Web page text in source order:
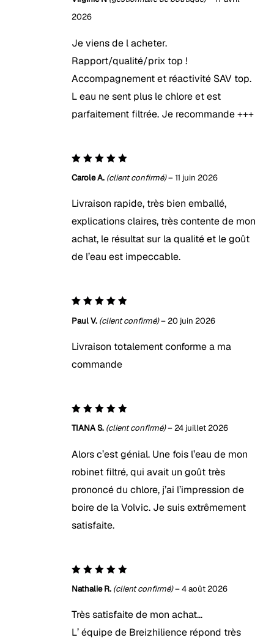
2026
Je viens de l acheter.
Rapport/qualité/prix top !
Accompagnement et réactivité SAV top.
L eau ne sent plus le chlore et est
parfaitement filtrée. Je recommande +++
sur 5
Carole A. (client confirmé)–11 juin 2026
Livraison rapide, très bien emballé,
explications claires, très contente de mon
achat, le résultat sur la qualité et le goût
de l’eau est impeccable.
sur 5
Paul V. (client confirmé)–20 juin 2026
Livraison totalement conforme a ma
commande
sur 5
TIANA S. (client confirmé)–24 juillet 2026
Alors c’est génial. Une fois l’eau de mon
robinet filtré, qui avait un goût très
prononcé du chlore, j’ai l’impression de
boire de la Volvic. Je suis extrêmement
satisfaite.
sur 5
Nathalie R. (client confirmé)–4 août 2026
Très satisfaite de mon achat…
L’ équipe de Breizhilience répond très